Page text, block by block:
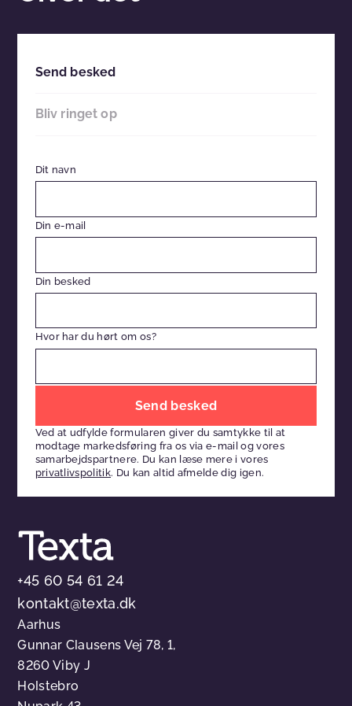
Send besked
Bliv ringet op
Dit navn
Din e-mail
Din besked
Hvor har du hørt om os?
dette
felt
tomt
Ved at udfylde formularen giver du samtykke til at
modtage markedsføring fra os via e-mail og vores
samarbejdspartnere. Du kan læse mere i vores
privatlivspolitik. Du kan altid afmelde dig igen.
+45 60 54 61 24
kontakt@texta.dk
Aarhus
Gunnar Clausens Vej 78, 1,
8260 Viby J
Holstebro